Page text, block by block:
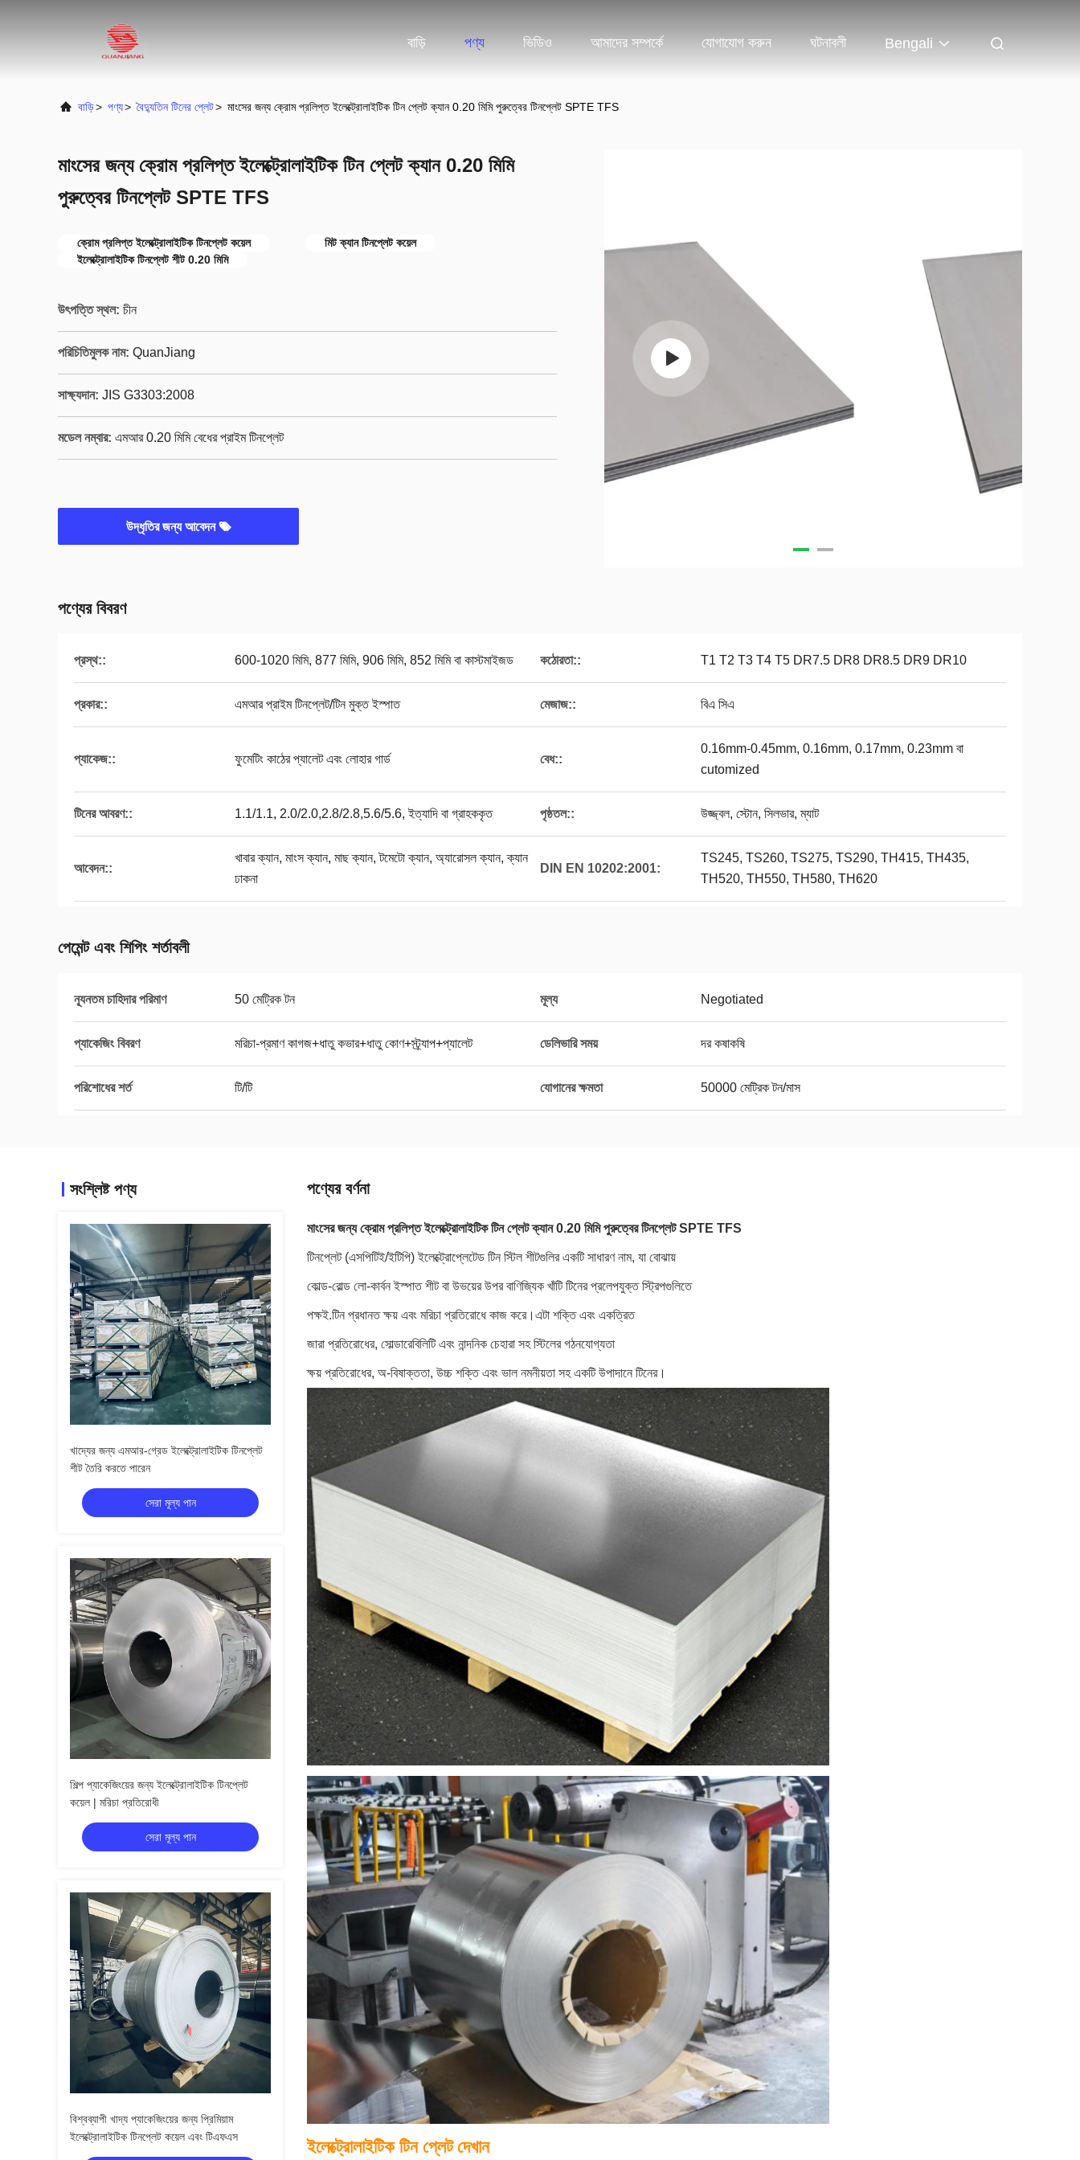
বাড়ি পণ্য ভিডিও আমাদের সম্পর্কে যোগাযোগ করুন ঘটনাবলী Bengali
বাড়ি> পণ্য> বৈদ্যুতিন টিনের প্লেট> মাংসের জন্য ক্রোম প্রলিপ্ত ইলেক্ট্রোলাইটিক টিন প্লেট ক্যান 0.20 মিমি পুরুত্বের টিনপ্লেট SPTE TFS
মাংসের জন্য ক্রোম প্রলিপ্ত ইলেক্ট্রোলাইটিক টিন প্লেট ক্যান 0.20 মিমি
পুরুত্বের টিনপ্লেট SPTE TFS
ক্রোম প্রলিপ্ত ইলেক্ট্রোলাইটিক টিনপ্লেট কয়েল
মিট ক্যান টিনপ্লেট কয়েল
ইলেক্ট্রোলাইটিক টিনপ্লেট শীট 0.20 মিমি
উৎপত্তি স্থল: চীন
পরিচিতিমুলক নাম: QuanJiang
সাক্ষ্যদান: JIS G3303:2008
মডেল নম্বার: এমআর 0.20 মিমি বেধের প্রাইম টিনপ্লেট
উদ্ধৃতির জন্য আবেদন
পণ্যের বিবরণ
প্রস্থ:: 600-1020 মিমি, 877 মিমি, 906 মিমি, 852 মিমি বা কাস্টমাইজড কঠোরতা:: T1 T2 T3 T4 T5 DR7.5 DR8 DR8.5 DR9 DR10
প্রকার:: এমআর প্রাইম টিনপ্লেট/টিন মুক্ত ইস্পাত মেজাজ:: বিএ সিএ
প্যাকেজ:: ফুমেটিং কাঠের প্যালেট এবং লোহার গার্ড বেধ::
0.16mm-0.45mm, 0.16mm, 0.17mm, 0.23mm বা
cutomized
টিনের আবরণ:: 1.1/1.1, 2.0/2.0,2.8/2.8,5.6/5.6, ইত্যাদি বা গ্রাহককৃত পৃষ্ঠতল:: উজ্জ্বল, স্টোন, সিলভার, ম্যাট
আবেদন::
খাবার ক্যান, মাংস ক্যান, মাছ ক্যান, টমেটো ক্যান, অ্যারোসল ক্যান, ক্যান
ঢাকনা
DIN EN 10202:2001:
TS245, TS260, TS275, TS290, TH415, TH435,
TH520, TH550, TH580, TH620
পেমেন্ট এবং শিপিং শর্তাবলী
ন্যূনতম চাহিদার পরিমাণ 50 মেট্রিক টন মূল্য Negotiated
প্যাকেজিং বিবরণ মরিচা-প্রমাণ কাগজ+ধাতু কভার+ধাতু কোণ+স্ট্র্যাপ+প্যালেট ডেলিভারি সময় দর কষাকষি
পরিশোধের শর্ত টি/টি যোগানের ক্ষমতা 50000 মেট্রিক টন/মাস
সংশ্লিষ্ট পণ্য
খাদ্যের জন্য এমআর-গ্রেড ইলেক্ট্রোলাইটিক টিনপ্লেট
শীট তৈরি করতে পারেন
সেরা মূল্য পান
শিল্প প্যাকেজিংয়ের জন্য ইলেক্ট্রোলাইটিক টিনপ্লেট
কয়েল | মরিচা প্রতিরোধী
সেরা মূল্য পান
বিশ্বব্যাপী খাদ্য প্যাকেজিংয়ের জন্য প্রিমিয়াম
ইলেক্ট্রোলাইটিক টিনপ্লেট কয়েল এবং টিএফএস
পণ্যের বর্ণনা
মাংসের জন্য ক্রোম প্রলিপ্ত ইলেক্ট্রোলাইটিক টিন প্লেট ক্যান 0.20 মিমি পুরুত্বের টিনপ্লেট SPTE TFS
টিনপ্লেট (এসপিটিই/ইটিপি) ইলেক্ট্রোপ্লেটেড টিন স্টিল শীটগুলির একটি সাধারণ নাম, যা বোঝায়
কোল্ড-রোল্ড লো-কার্বন ইস্পাত শীট বা উভয়ের উপর বাণিজ্যিক খাঁটি টিনের প্রলেপযুক্ত স্ট্রিপগুলিতে
পক্ষই.টিন প্রধানত ক্ষয় এবং মরিচা প্রতিরোধে কাজ করে।এটা শক্তি এবং একত্রিত
জারা প্রতিরোধের, সোল্ডারেবিলিটি এবং নান্দনিক চেহারা সহ স্টিলের গঠনযোগ্যতা
ক্ষয় প্রতিরোধের, অ-বিষাক্ততা, উচ্চ শক্তি এবং ভাল নমনীয়তা সহ একটি উপাদানে টিনের।
ইলেক্ট্রোলাইটিক টিন প্লেট দেখান